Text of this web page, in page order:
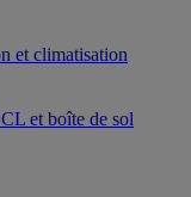
et climatisation
et boîte de sol